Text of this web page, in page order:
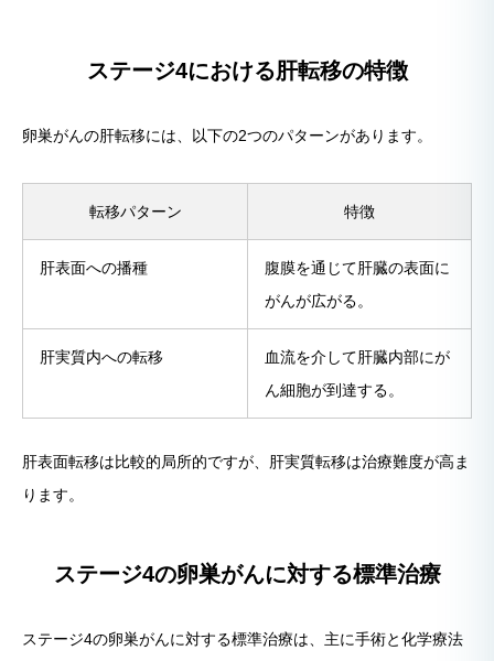
ステージ4における肝転移の特徴
卵巣がんの肝転移には、以下の2つのパターンがあります。
転移パターン 特徴
肝表面への播種
腹膜を通じて肝臓の表面に
がんが広がる。
肝実質内への転移
血流を介して肝臓内部にが
ん細胞が到達する。
肝表面転移は比較的局所的ですが、肝実質転移は治療難度が高ま
ります。
ステージ4の卵巣がんに対する標準治療
ステージ4の卵巣がんに対する標準治療は、主に手術と化学療法